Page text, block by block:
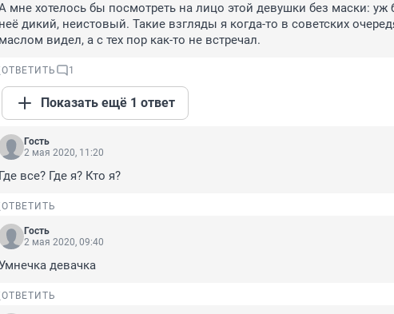
мне хотелось бы посмотреть на лицо этой девушки без маски: уж
неё дикий, неистовый. Такие взгляды я когда-то в советских
маслом видел, а с тех пор как-то не встречал.
ОТВЕТИТЬ 1
Показать ещё 1 ответ
Гость
2 мая 2020, 11:20
Где все? Где я? Кто я?
ОТВЕТИТЬ
Гость
2 мая 2020, 09:40
девачка
ОТВЕТИТЬ